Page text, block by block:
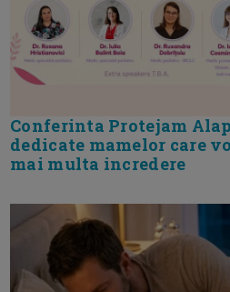
Conferinta Protejam
dedicate mamelor care
mai multa incredere